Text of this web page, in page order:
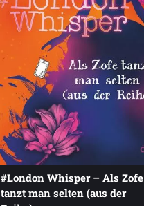
#London Whisper – Als Zofe
tanzt man selten (aus der